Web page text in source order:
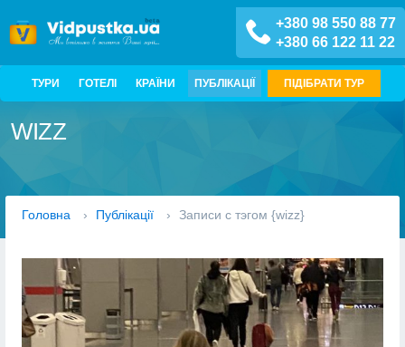
+380 98 550 88 77
+380 66 122 11 22
ТУРИ ГОТЕЛІ КРАЇНИ ПУБЛІКАЦІЇ ПІДІБРАТИ ТУР
WIZZ
Головна › Публікації › Записи с тэгом {wizz}